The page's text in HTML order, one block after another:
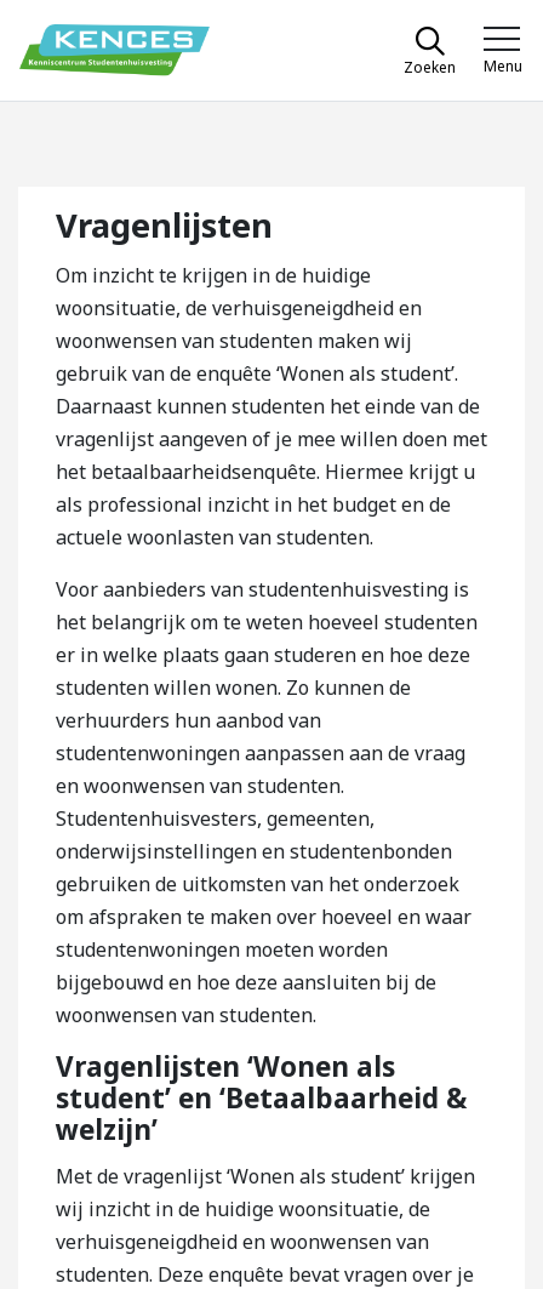
Menu
Zoeken
Vragenlijsten
Om inzicht te krijgen in de huidige
woonsituatie, de verhuisgeneigdheid en
woonwensen van studenten maken wij
gebruik van de enquête ‘Wonen als student’.
Daarnaast kunnen studenten het einde van de
vragenlijst aangeven of je mee willen doen met
het betaalbaarheidsenquête. Hiermee krijgt u
als professional inzicht in het budget en de
actuele woonlasten van studenten.
Voor aanbieders van studentenhuisvesting is
het belangrijk om te weten hoeveel studenten
er in welke plaats gaan studeren en hoe deze
studenten willen wonen. Zo kunnen de
verhuurders hun aanbod van
studentenwoningen aanpassen aan de vraag
en woonwensen van studenten.
Studentenhuisvesters, gemeenten,
onderwijsinstellingen en studentenbonden
gebruiken de uitkomsten van het onderzoek
om afspraken te maken over hoeveel en waar
studentenwoningen moeten worden
bijgebouwd en hoe deze aansluiten bij de
woonwensen van studenten.
Vragenlijsten ‘Wonen als
student’ en ‘Betaalbaarheid &
welzijn’
Met de vragenlijst ‘Wonen als student’ krijgen
wij inzicht in de huidige woonsituatie, de
verhuisgeneigdheid en woonwensen van
studenten. Deze enquête bevat vragen over je